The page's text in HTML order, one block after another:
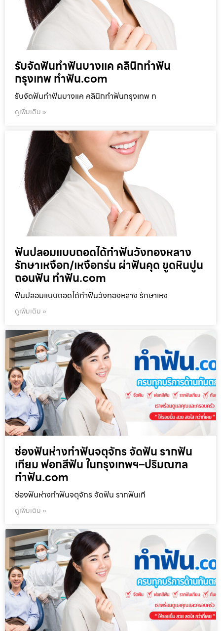
รับจัดฟันทำฟันบางแค คลินิกทำฟัน
กรุงเทพ ทำฟัน.com
รับจัดฟันทำฟันบางแค คลินิกทำฟันกรุงเทพ ท
ดูเพิ่มเติม »
ฟันปลอมแบบถอดได้ทำฟันวังทองหลาง
รักษาเหงือก/เหงือกร่น ผ่าฟันคุด ขูดหินปูน
ถอนฟัน ทำฟัน.com
ฟันปลอมแบบถอดได้ทำฟันวังทองหลาง รักษาเหง
ดูเพิ่มเติม »
ช่องฟันห่างทำฟันจตุจักร จัดฟัน รากฟัน
เทียม ฟอกสีฟัน ในกรุงเทพฯ–ปริมณฑล
ทำฟัน.com
ช่องฟันห่างทำฟันจตุจักร จัดฟัน รากฟันเที
ดูเพิ่มเติม »